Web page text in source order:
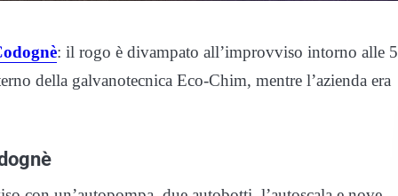
: il rogo è divampato all’improvviso intorno alle 5
della galvanotecnica Eco-Chim, mentre l’azienda era